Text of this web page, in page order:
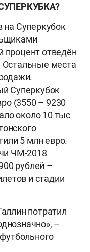
Суперкубок
отведён
места
Суперкубок
(3550 – 9230
около 10 тыс
5 млн евро.
ЧМ-2018
рублей –
и стадии
потратил
–